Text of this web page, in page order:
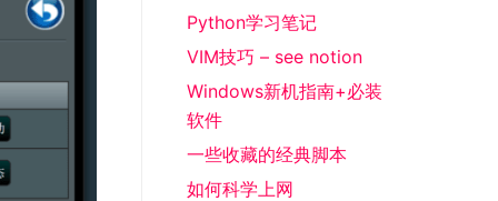
Python学习笔记
VIM技巧 – see notion
Windows新机指南+必装
软件
一些收藏的经典脚本
如何科学上网